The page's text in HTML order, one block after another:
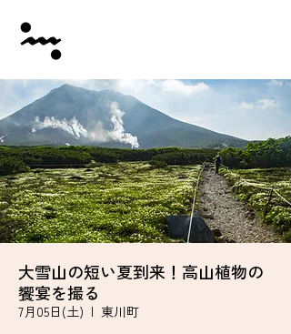
大雪山の短い夏到来！高山植物の
饗宴を撮る
7月05日(土)
  |
東川町